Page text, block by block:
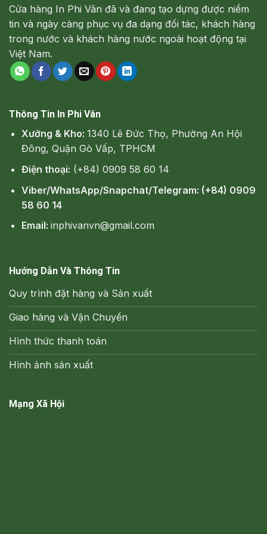
Cửa hàng In Phi Vân đã và đang tạo dựng được niềm
tin và ngày càng phục vụ đa dạng đối tác, khách hàng
trong nước và khách hàng nước ngoài hoạt động tại
Việt Nam.
Thông Tin In Phi Vân
Xưởng & Kho: 1340 Lê Đức Thọ, Phường An Hội
Đông, Quận Gò Vấp, TPHCM
Điện thoại: (+84) 0909 58 60 14
Viber/WhatsApp/Snapchat/Telegram: (+84) 0909
58 60 14
Email: inphivanvn@gmail.com
Hướng Dẫn Và Thông Tin
Quy trình đặt hàng và Sản xuất
Giao hàng và Vận Chuyển
Hình thức thanh toán
Hình ảnh sản xuất
Mạng Xã Hội